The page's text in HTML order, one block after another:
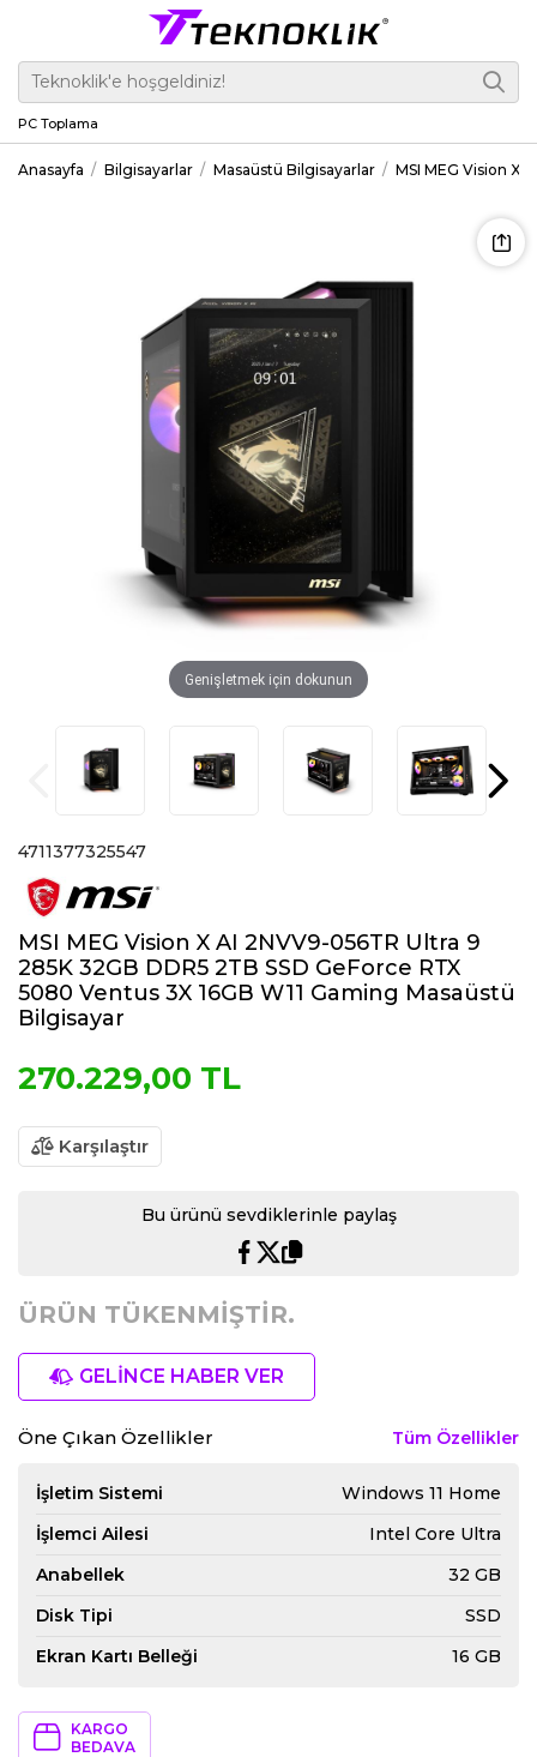
PC Toplama
Anasayfa Bilgisayarlar Masaüstü Bilgisayarlar MSI MEG Vision X
Genişletmek için dokunun
4711377325547
MSI MEG Vision X AI 2NVV9-056TR Ultra 9
285K 32GB DDR5 2TB SSD GeForce RTX
5080 Ventus 3X 16GB W11 Gaming Masaüstü
Bilgisayar
270.229,00 TL
Karşılaştır
Bu ürünü sevdiklerinle paylaş
ÜRÜN TÜKENMİŞTİR.
GELİNCE HABER VER
Öne Çıkan Özellikler Tüm Özellikler
İşletim Sistemi
Windows 11 Home
İşlemci Ailesi
Intel Core Ultra
Anabellek
32 GB
Disk Tipi
SSD
Ekran Kartı Belleği
16 GB
KARGO
BEDAVA